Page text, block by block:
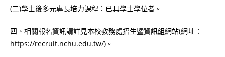
(二)學士後多元專長培力課程：已具學士學位者。
四、相關報名資訊請詳見本校教務處招生暨資訊組網站(網址：
https://recruit.nchu.edu.tw/)。